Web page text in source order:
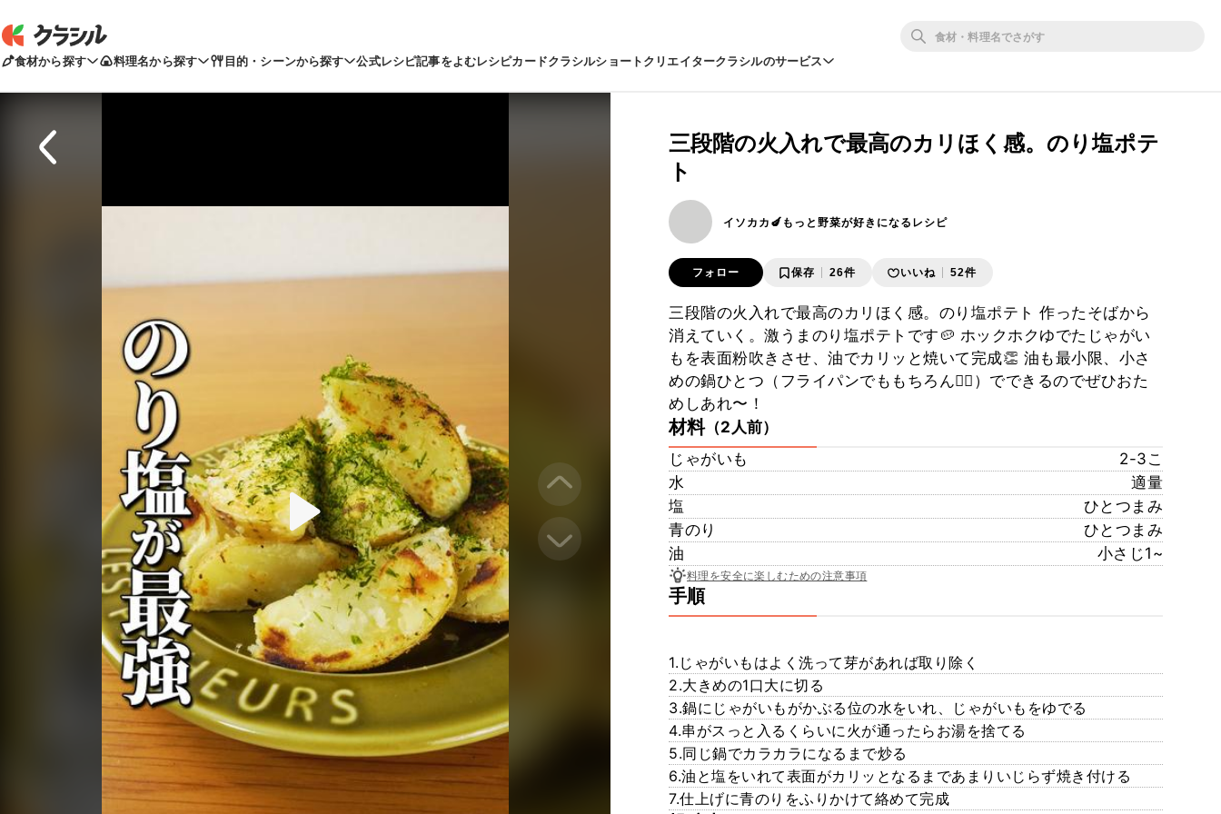
食材から探す 料理名から探す 目的・シーンから探す 公式レシピ記事をよむレシピカードクラシルショートクリエイタークラシルのサービス
三段階の火入れで最高のカリほく感。のり塩ポテ
ト
イソカカ🍆もっと野菜が好きになるレシピ
フォロー 保存 26件 いいね 52件
三段階の火入れで最高のカリほく感。のり塩ポテト 作ったそばから
消えていく。激うまのり塩ポテトです🥔 ホックホクゆでたじゃがい
もを表面粉吹きさせ、油でカリッと焼いて完成👏 油も最小限、小さ
めの鍋ひとつ（フライパンでももちろん🙆‍♀️）でできるのでぜひおた
めしあれ〜！
材料（2人前）
じゃがいも
2-3こ
水
適量
塩
ひとつまみ
青のり
ひとつまみ
油
小さじ1~
料理を安全に楽しむための注意事項
手順
1.じゃがいもはよく洗って芽があれば取り除く
2.大きめの1口大に切る
3.鍋にじゃがいもがかぶる位の水をいれ、じゃがいもをゆでる
4.串がスっと入るくらいに火が通ったらお湯を捨てる
5.同じ鍋でカラカラになるまで炒る
6.油と塩をいれて表面がカリッとなるまであまりいじらず焼き付ける
7.仕上げに青のりをふりかけて絡めて完成